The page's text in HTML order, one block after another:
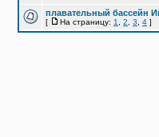
плавательный бассейн
[ На страницу: 1 2 3 4 ]